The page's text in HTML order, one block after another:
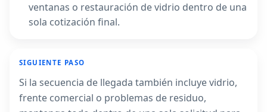
ventanas o restauración de vidrio dentro de una
sola cotización final.
SIGUIENTE PASO
Si la secuencia de llegada también incluye vidrio,
frente comercial o problemas de residuo,